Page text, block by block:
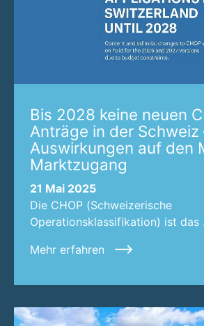
Bis 2028 keine neuen
Anträge in der Schweiz
Auswirkungen auf den
Marktzugang
21 Mai 2025
Die CHOP (Schweizerische
Operationsklassifikation) ist das
Mehr erfahren